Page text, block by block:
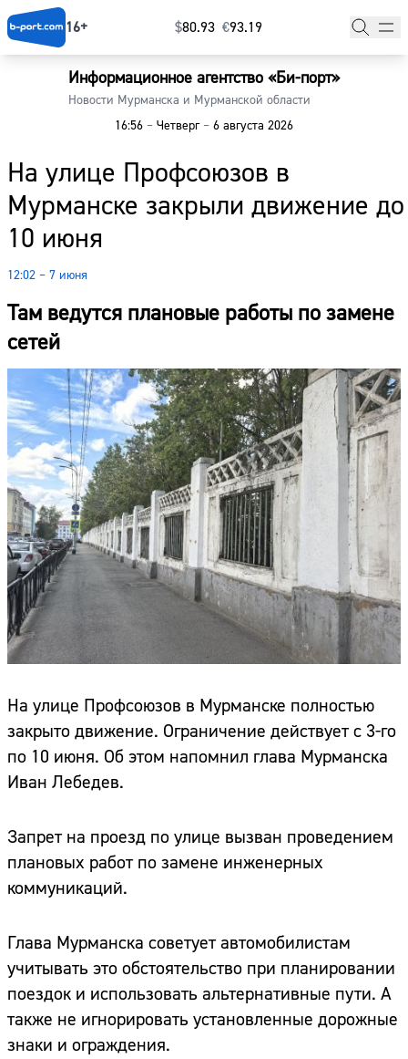
16+ $⁠80.93 €⁠93.19
Информационное агентство «Би-порт»
Новости Мурманска и Мурманской области
16:56 – Четверг – 6 августа 2026
На улице Профсоюзов в
Мурманске закрыли движение до
10 июня
12:02 – 7 июня
Там ведутся плановые работы по замене
сетей
На улице Профсоюзов в Мурманске полностью
закрыто движение. Ограничение действует с 3-го
по 10 июня. Об этом напомнил глава Мурманска
Иван Лебедев.
Запрет на проезд по улице вызван проведением
плановых работ по замене инженерных
коммуникаций.
Глава Мурманска советует автомобилистам
учитывать это обстоятельство при планировании
поездок и использовать альтернативные пути. А
также не игнорировать установленные дорожные
знаки и ограждения.
Главная
Наши гости
Фоторепортажи
Погода
Курсы валют